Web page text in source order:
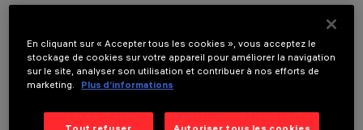
En cliquant sur « Accepter tous les cookies », vous acceptez le
stockage de cookies sur votre appareil pour améliorer la navigation
sur le site, analyser son utilisation et contribuer à nos efforts de
marketing.
Plus d’informations